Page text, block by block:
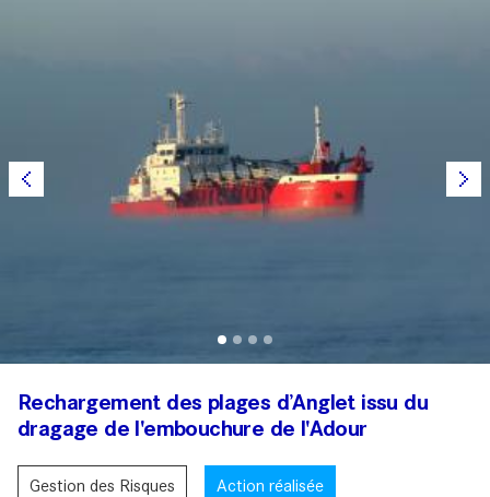
Rechargement des plages d’Anglet issu du
dragage de l'embouchure de l'Adour
Gestion des Risques Action réalisée